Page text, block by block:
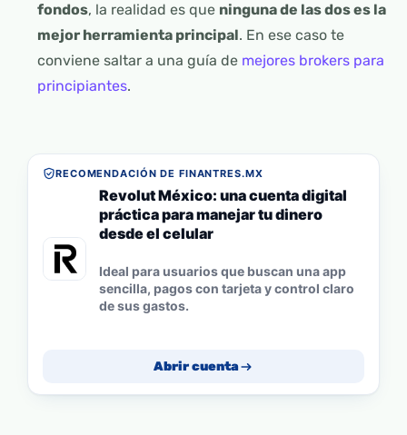
fondos, la realidad es que ninguna de las dos es la
mejor herramienta principal. En ese caso te
conviene saltar a una guía de mejores brokers para
principiantes.
RECOMENDACIÓN DE FINANTRES.MX
Revolut México: una cuenta digital
práctica para manejar tu dinero
desde el celular
Ideal para usuarios que buscan una app
sencilla, pagos con tarjeta y control claro
de sus gastos.
Abrir cuenta